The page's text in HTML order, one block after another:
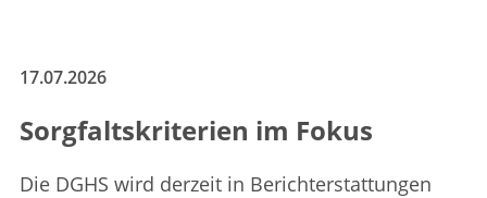
17.07.2026
Sorgfaltskriterien im Fokus
Die DGHS wird derzeit in Berichterstattungen